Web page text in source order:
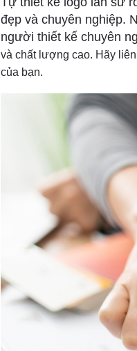
đẹp và chuyên nghiệp.
người thiết kế chuyên
và chất lượng cao. Hãy
của bạn.